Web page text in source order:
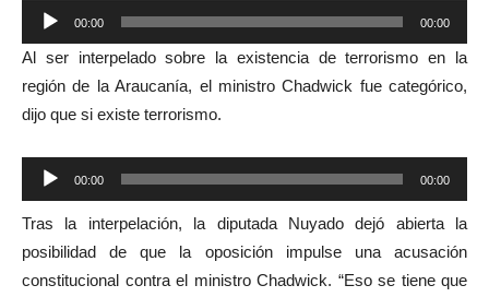
Reproductor
de
audio
00:00 00:00
Al ser interpelado sobre la existencia de terrorismo en la
región de la Araucanía, el ministro Chadwick fue categórico,
dijo que si existe terrorismo.
Reproductor
de
audio
00:00 00:00
Tras la interpelación, la diputada Nuyado dejó abierta la
posibilidad de que la oposición impulse una acusación
constitucional contra el ministro Chadwick. “Eso se tiene que